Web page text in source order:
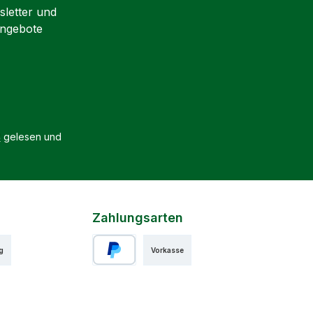
und
gelesen und
Zahlungsarten
Vorkasse